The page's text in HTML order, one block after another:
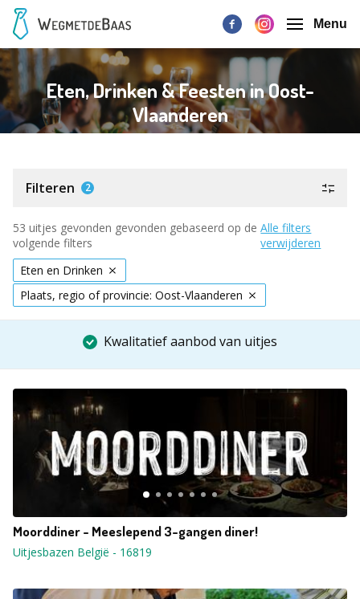
Menu
Eten, Drinken & Feesten in Oost-
Vlaanderen
Filteren 2
53 uitjes gevonden gevonden gebaseerd op de
volgende filters
Alle filters
verwijderen
Eten en Drinken
Plaats, regio of provincie: Oost-Vlaanderen
Kwalitatief aanbod van uitjes
Moorddiner - Meeslepend 3-gangen diner!
Uitjesbazen België - 16819